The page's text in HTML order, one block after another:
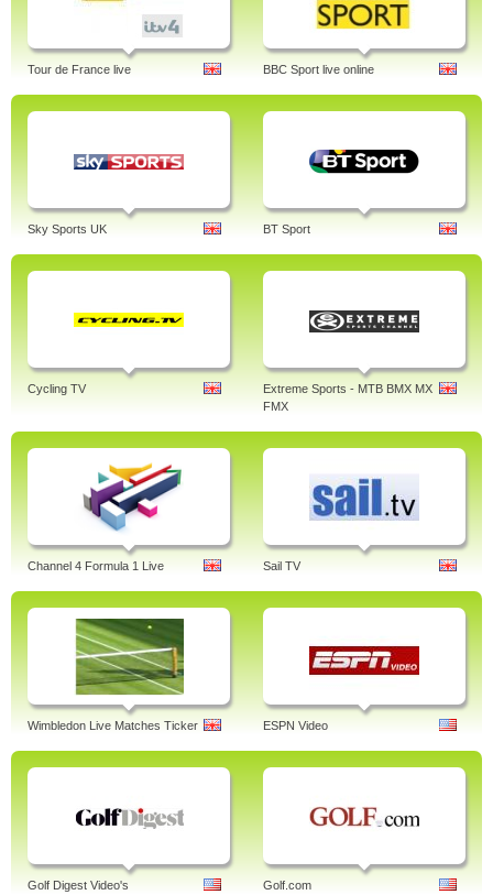
Tour de France live BBC Sport live online
Sky Sports UK BT Sport
Cycling TV
Extreme Sports - MTB BMX MX
FMX
Channel 4 Formula 1 Live Sail TV
Wimbledon Live Matches Ticker ESPN Video
Golf Digest Video's Golf.com